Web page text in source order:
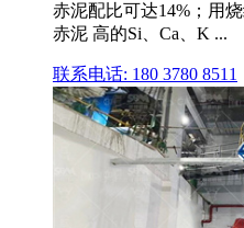
赤泥配比可达14%；用
赤泥 高的Si、Ca、K ...
联系电话: 180 3780 8511